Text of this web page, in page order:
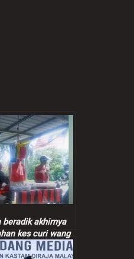
beradik akhirnya
kes curi wang
nasi bajet